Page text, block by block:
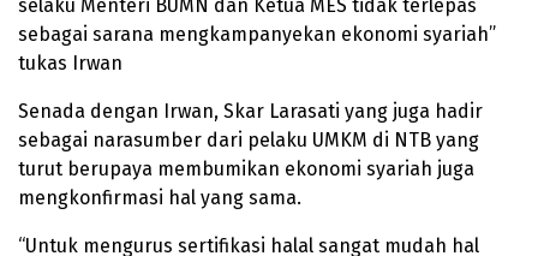
selaku Menteri BUMN dan Ketua MES tidak terlepas
sebagai sarana mengkampanyekan ekonomi syariah”
tukas Irwan
Senada dengan Irwan, Skar Larasati yang juga hadir
sebagai narasumber dari pelaku UMKM di NTB yang
turut berupaya membumikan ekonomi syariah juga
mengkonfirmasi hal yang sama.
“Untuk mengurus sertifikasi halal sangat mudah hal